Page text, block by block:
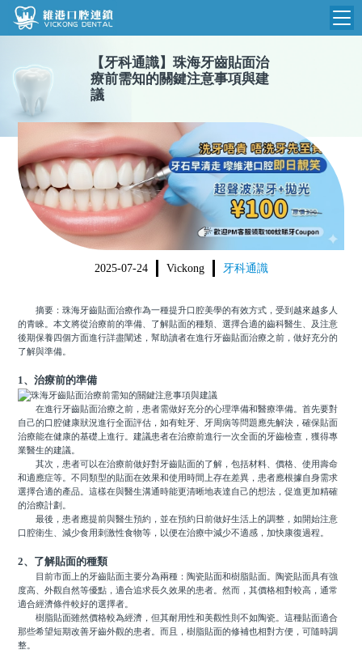
維港首頁
品牌介紹
環境設備
醫院新聞
收費標準
N
收費總表
植牙收費
根管收費
美學收費
箍牙收費
醫生團隊
門診時間
【 牙科通識】 珠海牙齒貼面治
療前需知的關鍵注意事項與建
議
2025-07-24 Vickong 牙科通識
摘要：珠海牙齒貼面治療作為一種提升口腔美學的有效方式，受到越來越多人
的青睞。本文將從治療前的準備、了解貼面的種類、選擇合適的齒科醫生、及注意
後期保養四個方面進行詳盡闡述，幫助讀者在進行牙齒貼面治療之前，做好充分的
了解與準備。
1、治療前的準備
在進行牙齒貼面治療之前，患者需做好充分的心理準備和醫療準備。首先要對
自己的口腔健康狀況進行全面評估，如有蛀牙、牙周病等問題應先解決，確保貼面
治療能在健康的基礎上進行。建議患者在治療前進行一次全面的牙齒檢查，獲得專
業醫生的建議。
其次，患者可以在治療前做好對牙齒貼面的了解，包括材料、價格、使用壽命
和適應症等。不同類型的貼面在效果和使用時間上存在差異，患者應根據自身需求
選擇合適的產品。這樣在與醫生溝通時能更清晰地表達自己的想法，促進更加精確
的治療計劃。
最後，患者應提前與醫生預約，並在預約日前做好生活上的調整，如開始注意
口腔衛生、減少食用刺激性食物等，以便在治療中減少不適感，加快康復過程。
2、了解貼面的種類
目前市面上的牙齒貼面主要分為兩種：陶瓷貼面和樹脂貼面。陶瓷貼面具有強
度高、外觀自然等優點，適合追求長久效果的患者。然而，其價格相對較高，通常
適合經濟條件較好的選擇者。
樹脂貼面雖然價格較為經濟，但其耐用性和美觀性則不如陶瓷。這種貼面適合
那些希望短期改善牙齒外觀的患者。而且，樹脂貼面的修補也相對方便，可隨時調
整。